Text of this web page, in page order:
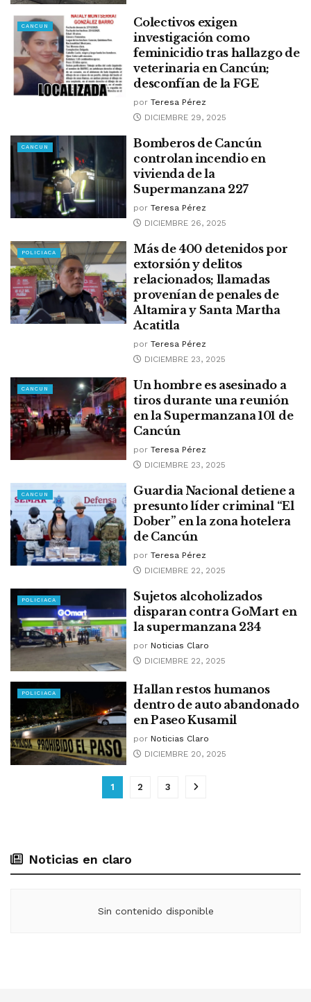
CANCUN
Colectivos exigen
investigación como
feminicidio tras hallazgo de
veterinaria en Cancún;
desconfían de la FGE
por Teresa Pérez
DICIEMBRE 29, 2025
CANCUN
Bomberos de Cancún
controlan incendio en
vivienda de la
Supermanzana 227
por Teresa Pérez
DICIEMBRE 26, 2025
POLICIACA
Más de 400 detenidos por
extorsión y delitos
relacionados; llamadas
provenían de penales de
Altamira y Santa Martha
Acatitla
por Teresa Pérez
DICIEMBRE 23, 2025
CANCUN
Un hombre es asesinado a
tiros durante una reunión
en la Supermanzana 101 de
Cancún
por Teresa Pérez
DICIEMBRE 23, 2025
CANCUN
Guardia Nacional detiene a
presunto líder criminal “El
Dober” en la zona hotelera
de Cancún
por Teresa Pérez
DICIEMBRE 22, 2025
POLICIACA
Sujetos alcoholizados
disparan contra GoMart en
la supermanzana 234
por Noticias Claro
DICIEMBRE 22, 2025
POLICIACA
Hallan restos humanos
dentro de auto abandonado
en Paseo Kusamil
por Noticias Claro
DICIEMBRE 20, 2025
1 2 3
Noticias en claro
Sin contenido disponible